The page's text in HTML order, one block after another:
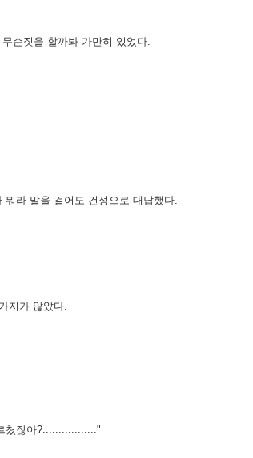
슨짓을 할까봐 가만히 있었다.
라 말을 걸어도 건성으로 대답했다.
지가 않았다.
쳤잖아?................."